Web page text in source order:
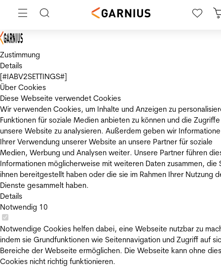
Zustimmung
Details
[#IABV2SETTINGS#]
Über Cookies
Diese Webseite verwendet Cookies
Wir verwenden Cookies, um Inhalte und Anzeigen zu
Funktionen für soziale Medien anbieten zu können und die
unsere Website zu analysieren. Außerdem geben wir
Ihrer Verwendung unserer Website an unsere Partner für soziale
Medien, Werbung und Analysen weiter. Unsere Partner führen
Informationen möglicherweise mit weiteren Daten zusammen, die
ihnen bereitgestellt haben oder die sie im Rahmen Ihrer Nutzung
Dienste gesammelt haben.
Details
Notwendig 10
Notwendige Cookies helfen dabei, eine Webseite nutzbar zu
indem sie Grundfunktionen wie Seitennavigation und Zugriff auf
Bereiche der Webseite ermöglichen. Die Webseite kann ohne
Cookies nicht richtig funktionieren.